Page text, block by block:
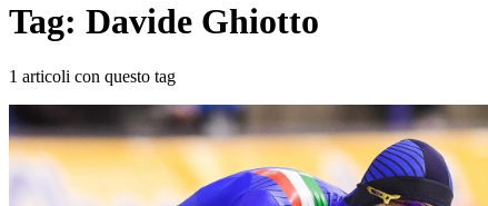
Tag: Davide Ghiotto
1 articoli con questo tag